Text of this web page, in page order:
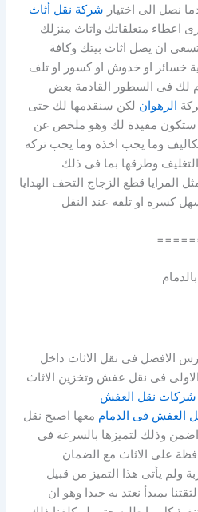
نصل الى اختيار شركة نقل أثاث
اعطاء متعلقاتك واثاث منزلك
ان يصل اثاث بيتك وكافة
خسائر او خدوش او كسور او تلف
لك فى السطور القادمة بعض
الرهوان لكن سنقدمها لك حتى
ستكون مفيدة لك وهو ملخص عن
وما يجب اخذه وما يجب تركه
وطرقها بما فى ذلك
المرايا قطع الزجاج التحف الهدايا
كسره او تلفه عند النقل
الافضل فى نقل الاثاث داخل
فى نقل عفش وتخزين الاثاث
نقل العفش
العفش فى الدمام معها اصبح نقل
وذلك لتميزها بالسرعة فى
على الاثاث مع الضمان
ولم يأتى هذا التميز من قبيل
بمبدأ نعتد به جيدا وهو ان